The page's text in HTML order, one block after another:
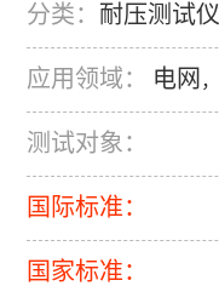
分类： 耐压测试仪
应用领域： 电网 ，
测试对象：
国际标准：
国家标准：